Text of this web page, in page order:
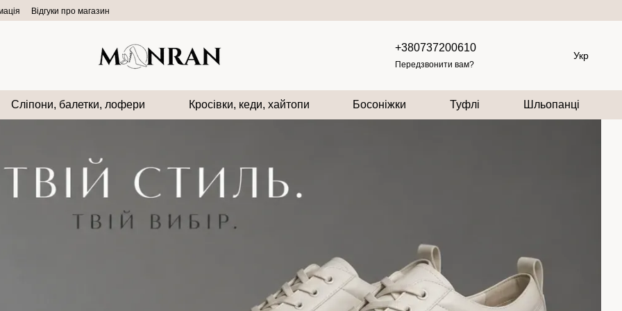
Відгуки про магазин
+380737200610
Передзвонити вам?
Укр
Сліпони, балетки, лофери Кросівки, кеди, хайтопи Босоніжки Туфлі Шльопанці